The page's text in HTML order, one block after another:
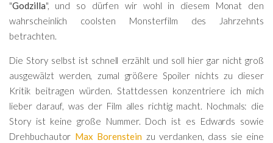
"Godzilla", und so dürfen wir wohl in diesem Monat den
wahrscheinlich coolsten Monsterfilm des Jahrzehnts
betrachten.
Die Story selbst ist schnell erzählt und soll hier gar nicht groß
ausgewälzt werden, zumal größere Spoiler nichts zu dieser
Kritik beitragen würden. Stattdessen konzentriere ich mich
lieber darauf, was der Film alles richtig macht. Nochmals: die
Story ist keine große Nummer. Doch ist es Edwards sowie
Drehbuchautor Max Borenstein zu verdanken, dass sie eine